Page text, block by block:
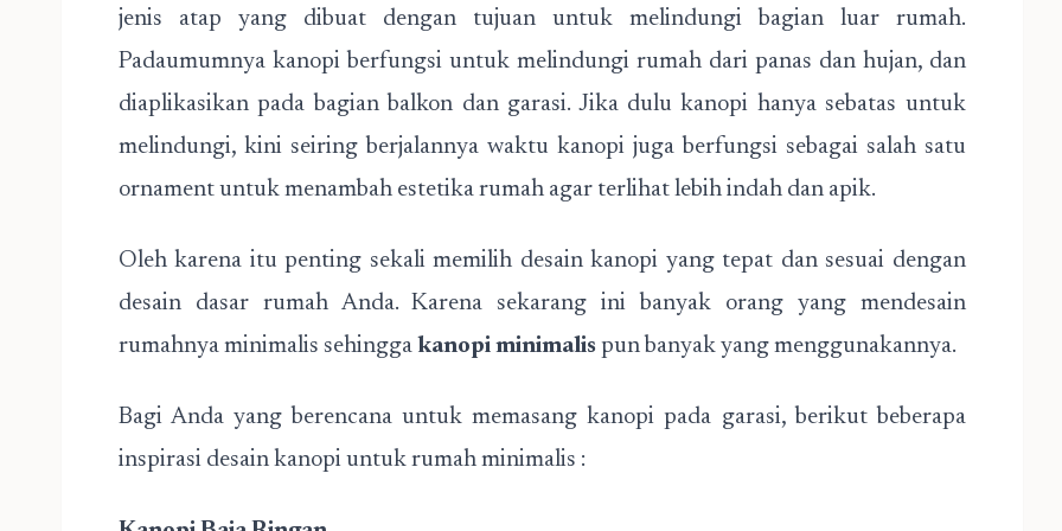
jenis atap yang dibuat dengan tujuan untuk melindungi bagian luar rumah.
Padaumumnya kanopi berfungsi untuk melindungi rumah dari panas dan hujan, dan
diaplikasikan pada bagian balkon dan garasi. Jika dulu kanopi hanya sebatas untuk
melindungi, kini seiring berjalannya waktu kanopi juga berfungsi sebagai salah satu
ornament untuk menambah estetika rumah agar terlihat lebih indah dan apik.
Oleh karena itu penting sekali memilih desain kanopi yang tepat dan sesuai dengan
desain dasar rumah Anda. Karena sekarang ini banyak orang yang mendesain
rumahnya minimalis sehingga kanopi minimalis pun banyak yang menggunakannya.
Bagi Anda yang berencana untuk memasang kanopi pada garasi, berikut beberapa
inspirasi desain kanopi untuk rumah minimalis :